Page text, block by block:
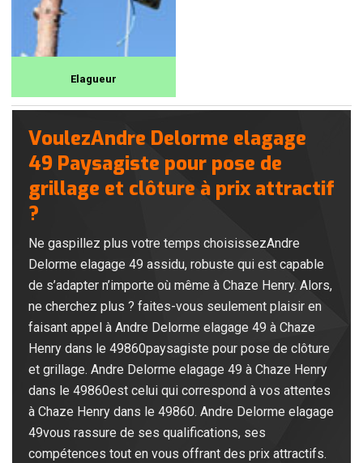
Elagueur
VoulezAndre Delorme elagage
49 Paysagiste pour pose de
grillage et clôture à prix attractif
?
Ne gaspillez plus votre temps choisissezAndre
Delorme elagage 49 assidu, robuste qui est capable
de s’adapter n’importe où même à Chaze Henry. Alors,
ne cherchez plus ? faites-vous seulement plaisir en
faisant appel à Andre Delorme elagage 49 à Chaze
Henry dans le 49860paysagiste pour pose de clôture
et grillage. Andre Delorme elagage 49 à Chaze Henry
dans le 49860est celui qui correspond à vos attentes
à Chaze Henry dans le 49860. Andre Delorme elagage
49vous rassure de ses qualifications, ses
compétences tout en vous offrant des prix attractifs.